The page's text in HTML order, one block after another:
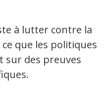
à lutter contre la
que les politiques
sur des preuves